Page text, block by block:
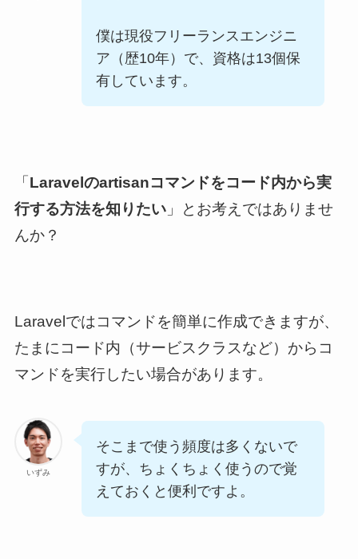
僕は現役フリーランスエンジニ
ア（歴10年）で、資格は13個保
有しています。
「 Laravelのartisanコマンドをコード内から実
行する方法を知りたい」とお考えではありませ
んか？
Laravelではコマンドを簡単に作成できますが、
たまにコード内（サービスクラスなど）からコ
マンドを実行したい場合があります。
いずみ
そこまで使う頻度は多くないで
すが、ちょくちょく使うので覚
えておくと便利ですよ。